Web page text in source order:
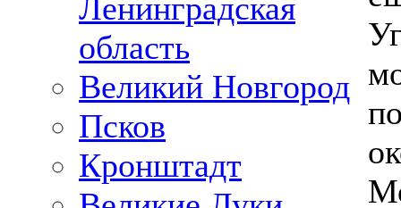
Ленинградская
область
Великий Новгород
Псков
Кронштадт